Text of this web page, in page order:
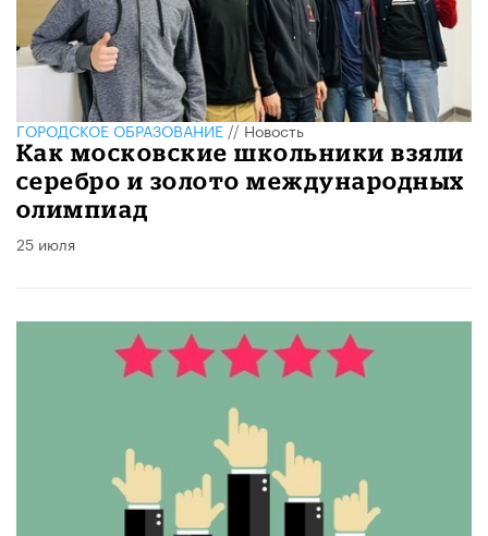
ГОРОДСКОЕ ОБРАЗОВАНИЕ//Новость
Как московские школьники взяли
серебро и золото международных
олимпиад
25 июля